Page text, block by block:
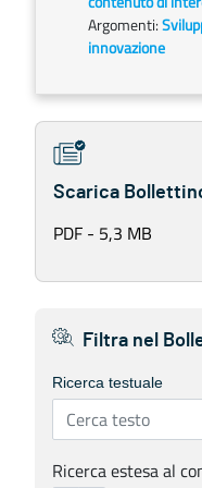
Argomenti:
innovazione
Scarica
PDF - 5,3 MB
Filtra nel
Ricerca testuale
Ricerca estesa al